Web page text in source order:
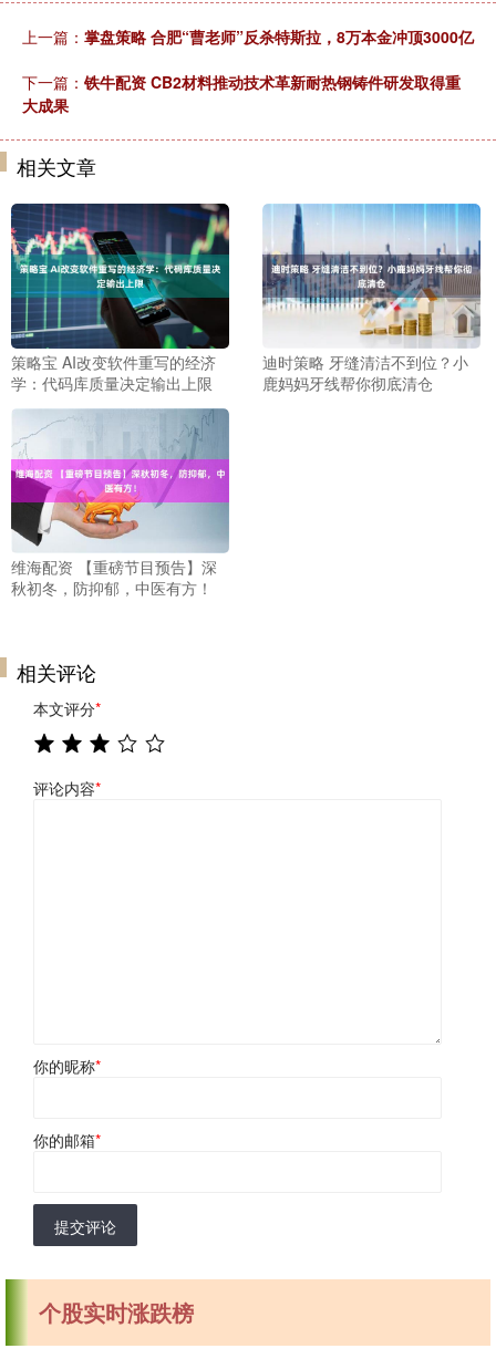
上一篇： 掌盘策略 合肥“曹老师”反杀特斯拉，8万本金冲顶3000亿
下一篇： 铁牛配资 CB2材料推动技术革新耐热钢铸件研发取得重
大成果
相关文章
策略宝 AI改变软件重写的经济
学：代码库质量决定输出上限
迪时策略 牙缝清洁不到位？小
鹿妈妈牙线帮你彻底清仓
维海配资 【重磅节目预告】深
秋初冬，防抑郁，中医有方！
相关评论
本文评分*
评论内容*
你的昵称*
你的邮箱*
提交评论
个股实时涨跌榜